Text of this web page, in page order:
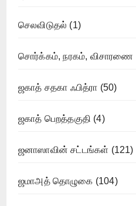
செலவிடுதல் (1)
சொர்க்கம், நரகம், விசாரணை
ஜகாத் சதகா ஃபித்ரா (50)
ஜகாத் பெறத்தகுதி (4)
ஜனாஸாவின் சட்டங்கள் (121)
ஜமாஅத் தொழுகை (104)